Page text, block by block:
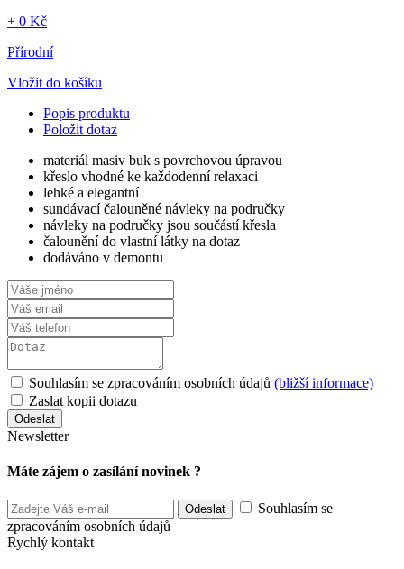
+ 0 Kč
Přírodní
Vložit do košíku
Popis produktu
Položit dotaz
materiál masiv buk s povrchovou úpravou
křeslo vhodné ke každodenní relaxaci
lehké a elegantní
sundávací čalouněné návleky na područky
návleky na područky jsou součástí křesla
čalounění do vlastní látky na dotaz
dodáváno v demontu
Souhlasím se zpracováním osobních údajů (bližší informace)
Zaslat kopii dotazu
Newsletter
Máte zájem o zasílání novinek ?
Souhlasím se
zpracováním osobních údajů
Rychlý kontakt